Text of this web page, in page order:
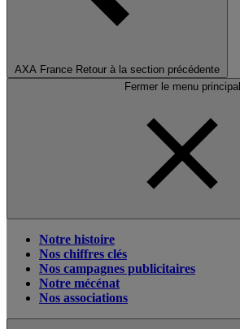
AXA France Retour à la section précédente
Fermer le menu principal
Notre histoire
Nos chiffres clés
Nos campagnes publicitaires
Notre mécénat
Nos associations